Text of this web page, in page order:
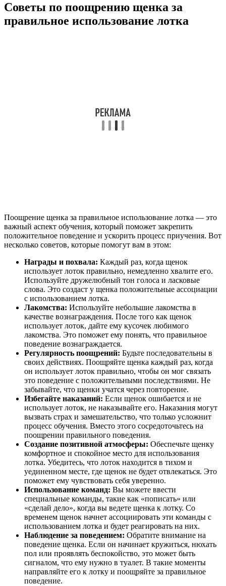
Советы по поощрению щенка за
правильное использование лотка
Поощрение щенка за правильное использование лотка — это
важный аспект обучения, который поможет закрепить
положительное поведение и ускорить процесс приучения. Вот
несколько советов, которые помогут вам в этом:
Награды и похвала: Каждый раз, когда щенок
использует лоток правильно, немедленно хвалите его.
Используйте дружелюбный тон голоса и ласковые
слова. Это создаст у щенка положительные ассоциации
с использованием лотка.
Лакомства: Используйте небольшие лакомства в
качестве вознаграждения. После того как щенок
использует лоток, дайте ему кусочек любимого
лакомства. Это поможет ему понять, что правильное
поведение вознаграждается.
Регулярность поощрений: Будьте последовательны в
своих действиях. Поощряйте щенка каждый раз, когда
он использует лоток правильно, чтобы он мог связать
это поведение с положительными последствиями. Не
забывайте, что щенки учатся через повторение.
Избегайте наказаний: Если щенок ошибается и не
использует лоток, не наказывайте его. Наказания могут
вызвать страх и замешательство, что только усложнит
процесс обучения. Вместо этого сосредоточьтесь на
поощрении правильного поведения.
Создание позитивной атмосферы: Обеспечьте щенку
комфортное и спокойное место для использования
лотка. Убедитесь, что лоток находится в тихом и
уединенном месте, где щенок не будет отвлекаться. Это
поможет ему чувствовать себя уверенно.
Использование команд: Вы можете ввести
специальные команды, такие как «пописать» или
«сделай дело», когда вы ведете щенка к лотку. Со
временем щенок начнет ассоциировать эти команды с
использованием лотка и будет реагировать на них.
Наблюдение за поведением: Обратите внимание на
поведение щенка. Если он начинает кружиться, нюхать
пол или проявлять беспокойство, это может быть
сигналом, что ему нужно в туалет. В такие моменты
направляйте его к лотку и поощряйте за правильное
поведение.